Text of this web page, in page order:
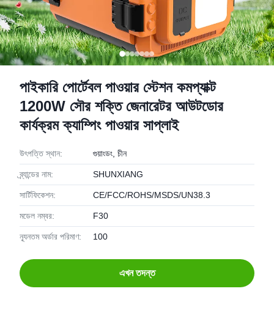
পাইকারি পোর্টেবল পাওয়ার স্টেশন কমপ্যাক্ট
1200W সৌর শক্তি জেনারেটর আউটডোর
কার্যক্রম ক্যাম্পিং পাওয়ার সাপ্লাই
উৎপত্তি স্থান: গুয়াংডং, চীন
ব্র্যান্ডের নাম: SHUNXIANG
সার্টিফিকেশন: CE/FCC/ROHS/MSDS/UN38.3
মডেল নম্বর: F30
ন্যূনতম অর্ডার পরিমাণ: 100
এখন তদন্ত